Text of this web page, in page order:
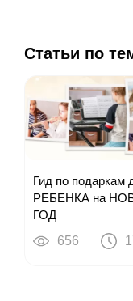
Статьи по
Гид по подаркам
РЕБЕНКА на
ГОД
656